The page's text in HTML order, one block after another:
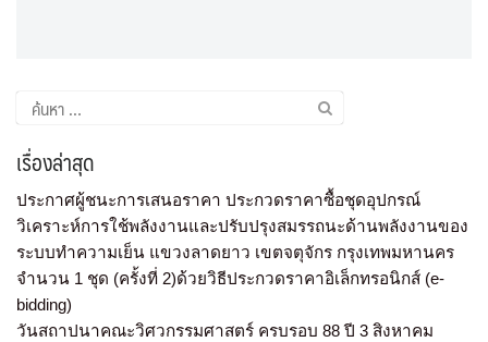
เรื่องล่าสุด
ประกาศผู้ชนะการเสนอราคา ประกวดราคาซื้อชุดอุปกรณ์
วิเคราะห์การใช้พลังงานและปรับปรุงสมรรถนะด้านพลังงานของ
ระบบทำความเย็น แขวงลาดยาว เขตจตุจักร กรุงเทพมหานคร
จำนวน 1 ชุด (ครั้งที่ 2)ด้วยวิธีประกวดราคาอิเล็กทรอนิกส์ (e-
bidding)
วันสถาปนาคณะวิศวกรรมศาสตร์ ครบรอบ 88 ปี 3 สิงหาคม